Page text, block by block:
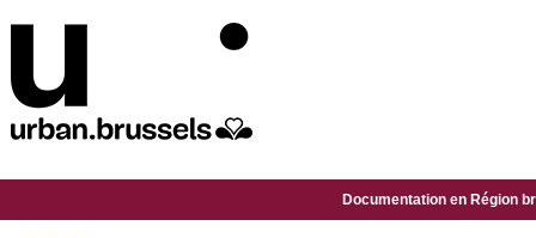
Documentation en Région